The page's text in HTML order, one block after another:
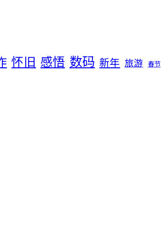
怀旧 感悟 数码 新年 旅游 春节